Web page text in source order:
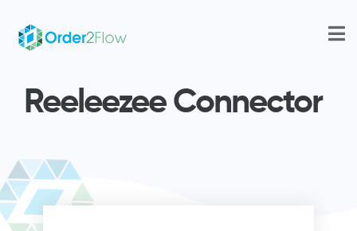
Reeleezee Connector